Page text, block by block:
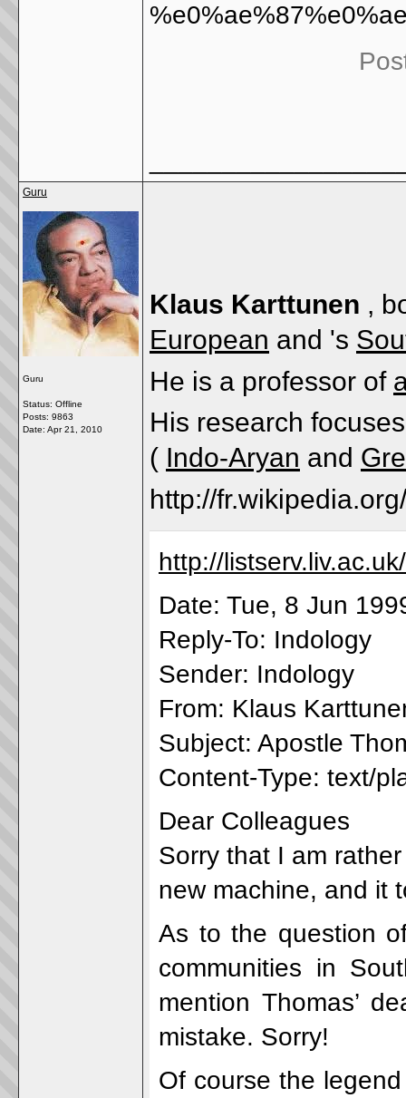
Guru
Guru
Status: Offline
Posts: 9863
Date: Apr 21, 2010
Klaus Karttunen ,
European and 's
He is a professor of
His research
( Indo-Aryan and
http://
http://
Date: Tue, 8 Jun
Reply-To: Indology
Sender: Indology
From: Klaus
Subject: Apostle
Content-Type: text/
Dear Colleagues
Sorry that I am
new machine, and it
As to the question
communities in
mention Thomas’
mistake. Sorry!
Of course the